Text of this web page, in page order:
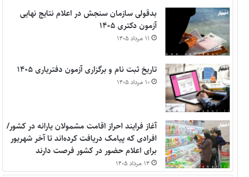
بدقولی سازمان سنجش در اعلام نتایج نهایی
آزمون دکتری ۱۴۰۵
۱۱ مرداد ۱۴۰۵
تاریخ ثبت نام و برگزاری آزمون دفتریاری ۱۴۰۵
۱۰ مرداد ۱۴۰۵
آغاز فرایند احراز اقامت مشمولان یارانه در کشور/
افرادی که پیامک دریافت کرده‌اند تا آخر شهریور
برای اعلام حضور در کشور فرصت دارند
۱۴ مرداد ۱۴۰۵